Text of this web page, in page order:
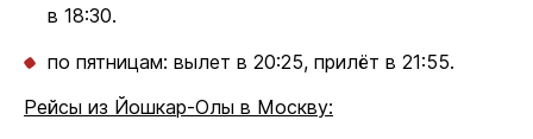
в 18:30.
по пятницам: вылет в 20:25, прилёт в 21:55.
Рейсы из Йошкар-Олы в Москву: